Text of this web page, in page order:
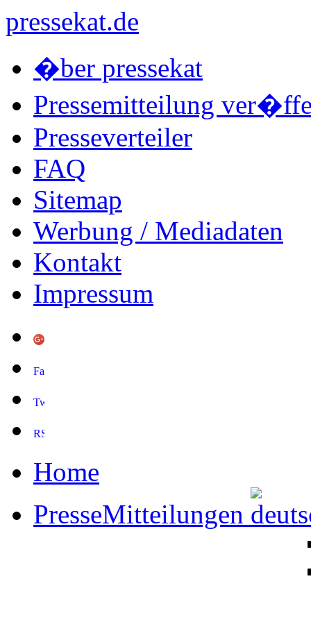
pressekat.de
�ber pressekat
Pressemitteilung
Presseverteiler
FAQ
Sitemap
Werbung / Mediadaten
Kontakt
Impressum
Home
PresseMitteilungen